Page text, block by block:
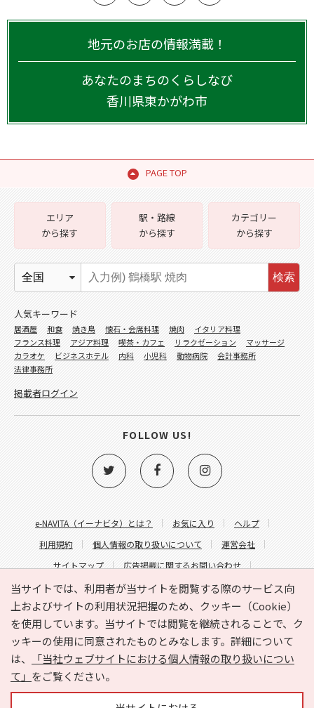
地元のお店の情報満載！
あなたのまちのくらしなび
香川県東かがわ市
PAGE TOP
当サイトでは、利用者が当サイトを閲覧する際のサービス向
上およびサイトの利用状況把握のため、クッキー（Cookie）
を使用しています。当サイトでは閲覧を継続されることで、ク
ッキーの使用に同意されたものとみなします。詳細について
は、
「当社ウェブサイトにおける個人情報の取り扱いについ
て」 をご覧ください。
e-NAVITA（イーナビタ）とは？ お気に入り
ヘルプ
利用規約
個人情報の取り扱いについて
運営会社
サイトマップ
広告掲載に関するお問い合わせ
サイトの内容に関するお問い合わせ
エリア
から探す
駅・路線
から探す
カテゴリー
から探す
検索
人気キーワード
居酒屋 和食 焼き鳥 懐石・会席料理 焼肉
イタリア料理
フランス料理
アジア料理 喫茶・カフェ リラクゼーション
マッサージ
カラオケ
ビジネスホテル 内科 小児科 動物病院
会計事務所
法律事務所
掲載者ログイン
FOLLOW US!
Copyright © HYOJITO.Co.,Ltd. All Rights Reserved.